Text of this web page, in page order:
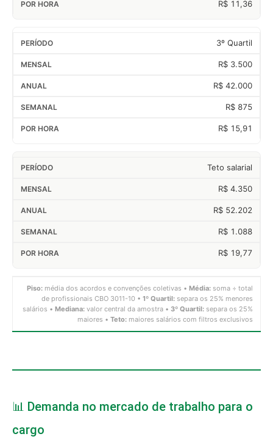
R$ 11,36
3º Quartil
R$ 3.500
R$ 42.000
R$ 875
R$ 15,91
Teto salarial
R$ 4.350
R$ 52.202
R$ 1.088
R$ 19,77
Piso: média dos acordos e convenções coletivas • Média: soma ÷ total
de profissionais CBO 3011-10 • 1º Quartil: separa os 25% menores
salários • Mediana: valor central da amostra • 3º Quartil: separa os 25%
maiores • Teto: maiores salários com filtros exclusivos
📊 Demanda no mercado de trabalho para o
cargo